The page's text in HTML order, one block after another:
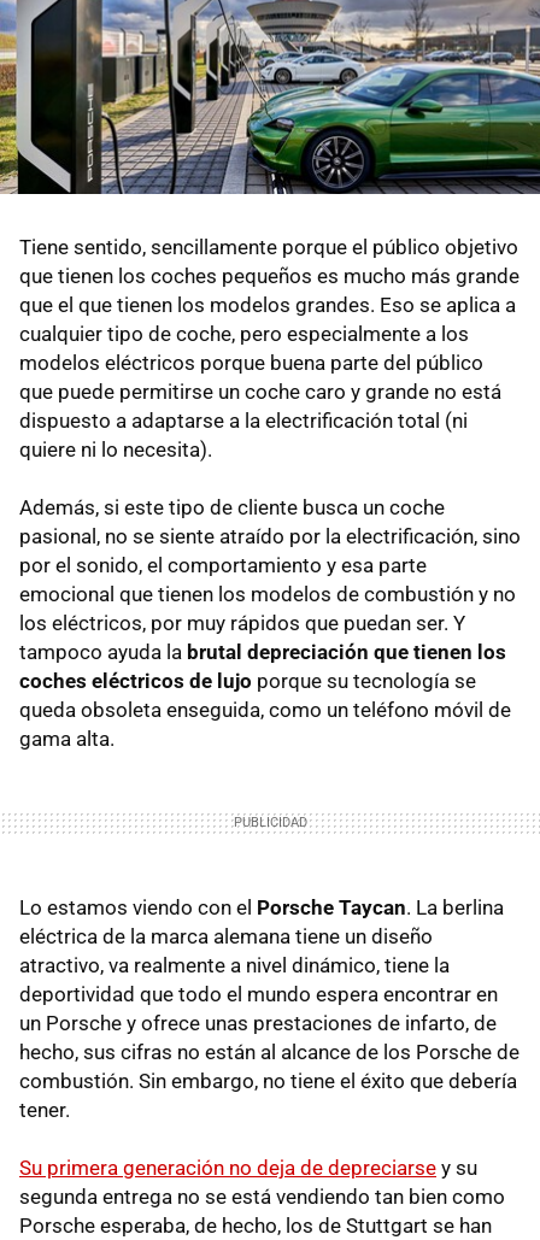
Tiene sentido, sencillamente porque el público objetivo
que tienen los coches pequeños es mucho más grande
que el que tienen los modelos grandes. Eso se aplica a
cualquier tipo de coche, pero especialmente a los
modelos eléctricos porque buena parte del público
que puede permitirse un coche caro y grande no está
dispuesto a adaptarse a la electrificación total (ni
quiere ni lo necesita).
Además, si este tipo de cliente busca un coche
pasional, no se siente atraído por la electrificación, sino
por el sonido, el comportamiento y esa parte
emocional que tienen los modelos de combustión y no
los eléctricos, por muy rápidos que puedan ser. Y
tampoco ayuda la brutal depreciación que tienen los
coches eléctricos de lujo porque su tecnología se
queda obsoleta enseguida, como un teléfono móvil de
gama alta.
Lo estamos viendo con el Porsche Taycan. La berlina
eléctrica de la marca alemana tiene un diseño
atractivo, va realmente a nivel dinámico, tiene la
deportividad que todo el mundo espera encontrar en
un Porsche y ofrece unas prestaciones de infarto, de
hecho, sus cifras no están al alcance de los Porsche de
combustión. Sin embargo, no tiene el éxito que debería
tener.
Su primera generación no deja de depreciarse y su
segunda entrega no se está vendiendo tan bien como
Porsche esperaba, de hecho, los de Stuttgart se han